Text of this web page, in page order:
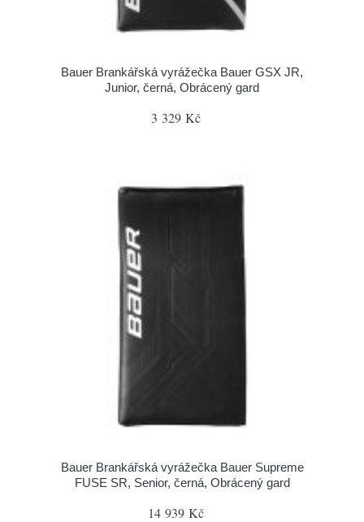
Bauer Brankářská vyrážečka Bauer GSX JR,
Junior, černá, Obrácený gard
3 329 Kč
Bauer Brankářská vyrážečka Bauer Supreme
FUSE SR, Senior, černá, Obrácený gard
14 939 Kč